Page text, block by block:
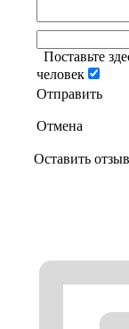
Поставьте
человек
Отправить
Отмена
Оставить отзыв